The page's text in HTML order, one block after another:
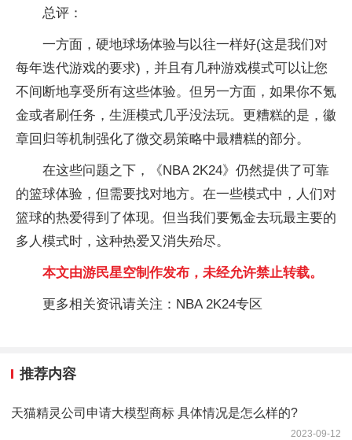
总评：
一方面，硬地球场体验与以往一样好(这是我们对
每年迭代游戏的要求)，并且有几种游戏模式可以让您
不间断地享受所有这些体验。但另一方面，如果你不氪
金或者刷任务，生涯模式几乎没法玩。更糟糕的是，徽
章回归等机制强化了微交易策略中最糟糕的部分。
在这些问题之下，《NBA 2K24》仍然提供了可靠
的篮球体验，但需要找对地方。在一些模式中，人们对
篮球的热爱得到了体现。但当我们要氪金去玩最主要的
多人模式时，这种热爱又消失殆尽。
本文由游民星空制作发布，未经允许禁止转载。
更多相关资讯请关注：NBA 2K24专区
推荐内容
天猫精灵公司申请大模型商标 具体情况是怎么样的?
2023-09-12